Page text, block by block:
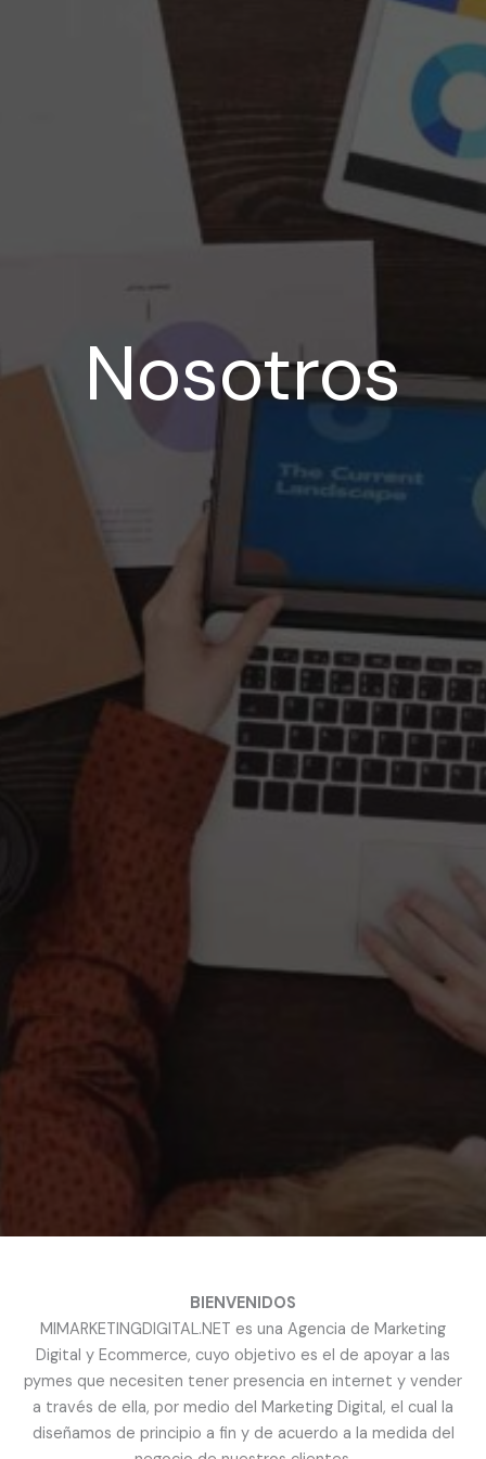
Nosotros
BIENVENIDOS
MIMARKETINGDIGITAL.NET es una Agencia de Marketing
Digital y Ecommerce, cuyo objetivo es el de apoyar a las
pymes que necesiten tener presencia en internet y vender
a través de ella, por medio del Marketing Digital, el cual la
diseñamos de principio a fin y de acuerdo a la medida del